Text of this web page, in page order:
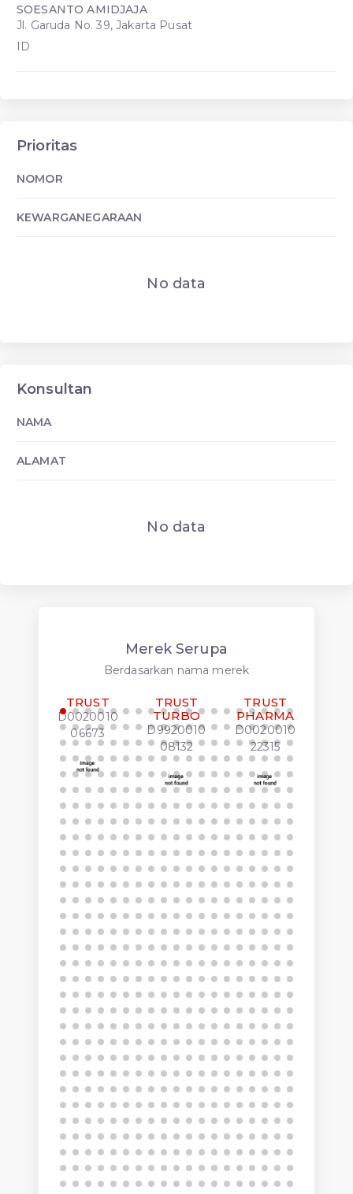
SOESANTO AMIDJAJA
Jl. Garuda No. 39, Jakarta Pusat
ID
Prioritas
NOMOR
KEWARGANEGARAAN
No data
Konsultan
NAMA
ALAMAT
No data
Merek Serupa
Berdasarkan nama merek
TRUST
D0020010
06673
TRUST
TURBO
D9920010
08132
TRUST
PHARMA
D0020010
22315